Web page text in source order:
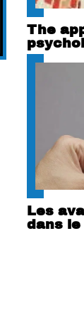
The
Les
dans